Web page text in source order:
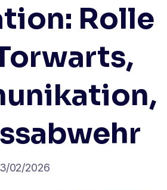
Rolle
02/2026